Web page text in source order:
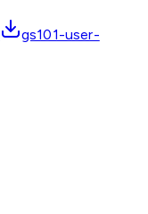
gs101-user-